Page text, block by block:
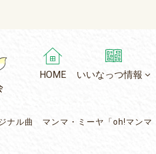
HOME いいなっつ情報
ナル曲 マンマ・ミーヤ「oh!マンマ